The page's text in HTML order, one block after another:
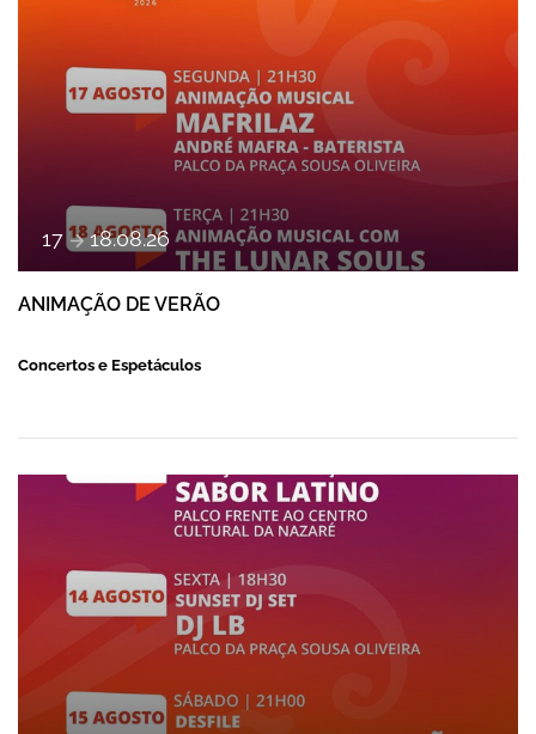
17 e 18.08.26
ANIMAÇÃO DE VERÃO
Concertos e Espetáculos
ANIMAÇÃO DE VERÃO